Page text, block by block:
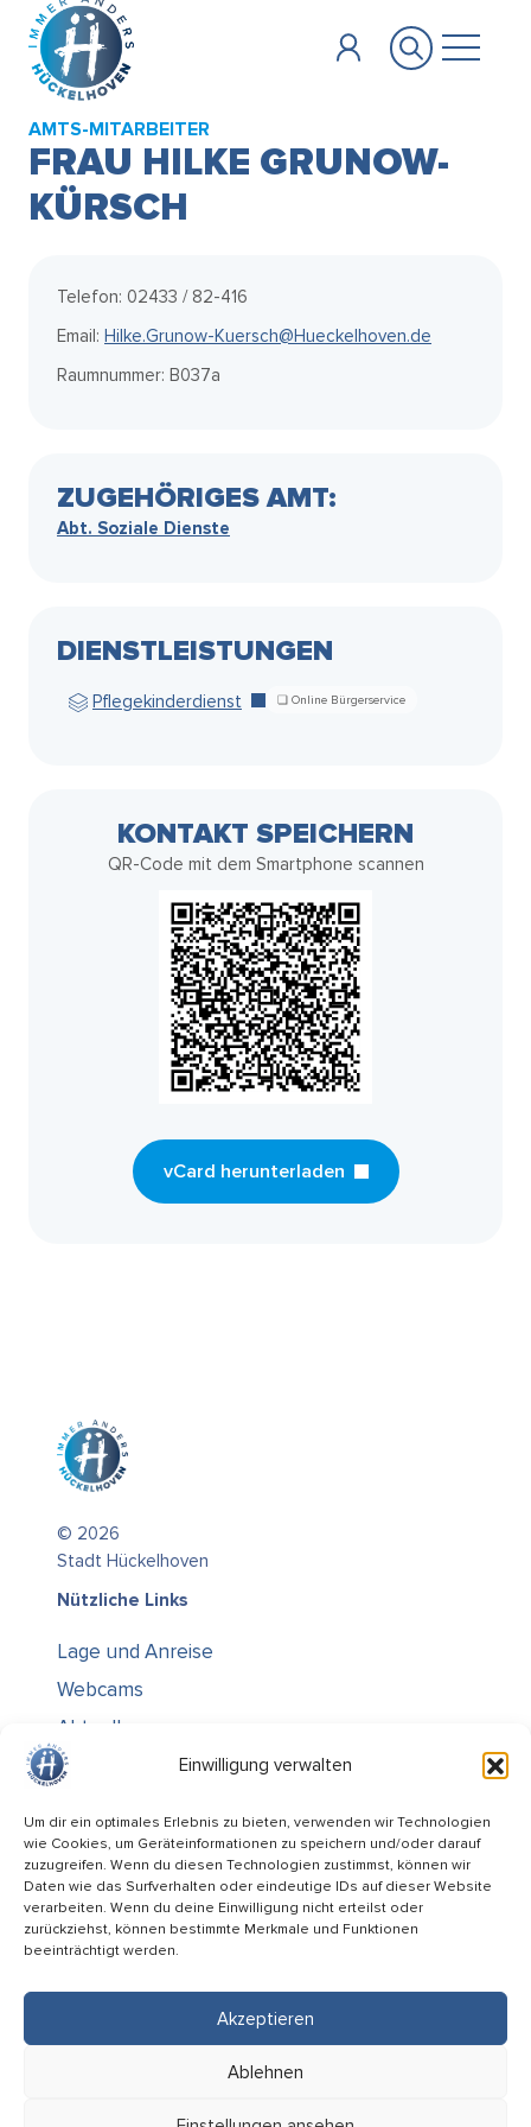
Einwilligung verwalten
Um dir ein optimales Erlebnis zu bieten, verwenden wir Technologien
wie Cookies, um Geräteinformationen zu speichern und/oder darauf
zuzugreifen. Wenn du diesen Technologien zustimmst, können wir
Daten wie das Surfverhalten oder eindeutige IDs auf dieser Website
verarbeiten. Wenn du deine Einwilligung nicht erteilst oder
zurückziehst, können bestimmte Merkmale und Funktionen
beeinträchtigt werden.
Akzeptieren
Ablehnen
Zum Hauptinhalt springen
AMTS-MITARBEITER
FRAU HILKE GRUNOW-
KÜRSCH
Telefon: 02433 / 82-416
Email: Hilke.Grunow-Kuersch@Hueckelhoven.de
Raumnummer: B037a
ZUGEHÖRIGES AMT:
Abt. Soziale Dienste
DIENSTLEISTUNGEN
Pflegekinderdienst
KONTAKT SPEICHERN
QR-Code mit dem Smartphone scannen
vCard herunterladen
© 2026
Stadt Hückelhoven
Nützliche Links
Lage und Anreise
Webcams
Aktuelles
Über uns
Kontakt / Öffnungszeiten
Alle Ämter
Stellenausschreibungen
Rechtliches
Informiert bleiben